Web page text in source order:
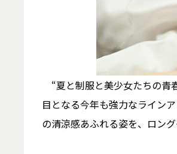
“夏と制服と美少女たちの青
目となる今年も強力なライン
の清涼感あふれる姿を、ロン